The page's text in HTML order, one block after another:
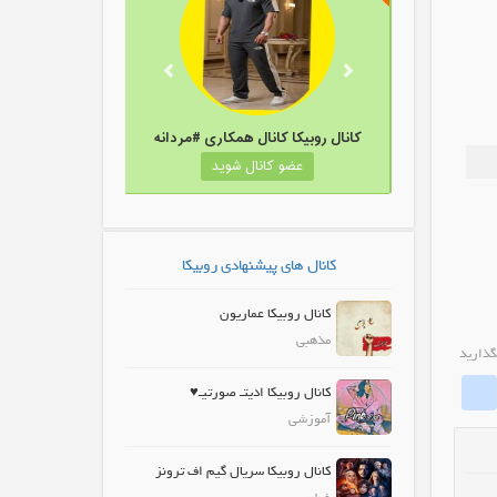
whatrubika
کانال روبیکا کانال همکاری #مردانه کانال روبیکا دیجی فور
کانال های پیشنهادی روبیکا
کانال روبیکا عماریون
مذهبی
کانال روبیکا ادیتـ صورتیـ♥
آموزشی
کانال روبیکا سریال گیم اف ترونز